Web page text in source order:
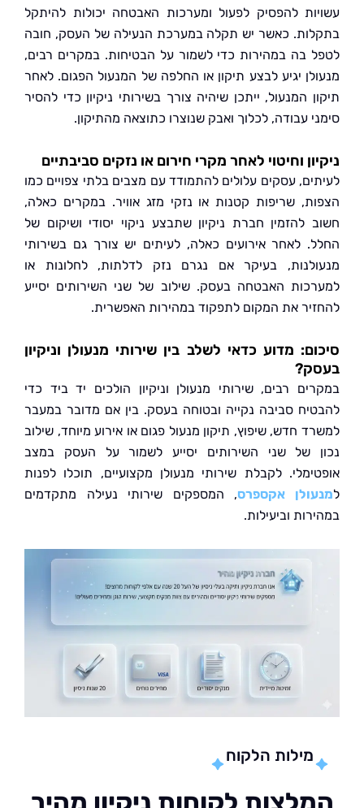
להפסיק לפעול ומערכות האבטחה יכולות להיתקל
כאשר יש תקלה במערכת הנעילה של העסק, חובה
בה במהירות כדי לשמור על הבטיחות. במקרים רבים,
יגיע לבצע תיקון או החלפה של המנעול הפגום. לאחר
המנעול, ייתכן שיהיה צורך בשירותי ניקיון כדי להסיר
עבודה, לכלוך ואבק שנוצרו כתוצאה מהתיקון.
וחיטוי לאחר מקרי חירום או נזקים סביבתיים
עסקים עלולים להתמודד עם מצבים בלתי צפויים כמו
שריפות קטנות או נזקי מזג אוויר. במקרים כאלה,
להזמין חברת ניקיון שתבצע ניקוי יסודי ושיקום של
לאחר אירועים כאלה, לעיתים יש צורך גם בשירותי
בעיקר אם נגרם נזק לדלתות, לחלונות או
האבטחה בעסק. שילוב של שני השירותים יסייע
את המקום לתפקוד במהירות האפשרית.
מדוע כדאי לשלב בין שירותי מנעולן וניקיון
רבים, שירותי מנעולן וניקיון הולכים יד ביד כדי
סביבה נקייה ובטוחה בעסק. בין אם מדובר במעבר
חדש, שיפוץ, תיקון מנעול פגום או אירוע מיוחד, שילוב
של שני השירותים יסייע לשמור על העסק במצב
לקבלת שירותי מנעולן מקצועיים, תוכלו לפנות
אקספרס, המספקים שירותי נעילה מתקדמים
וביעילות.
מילות הלקוח